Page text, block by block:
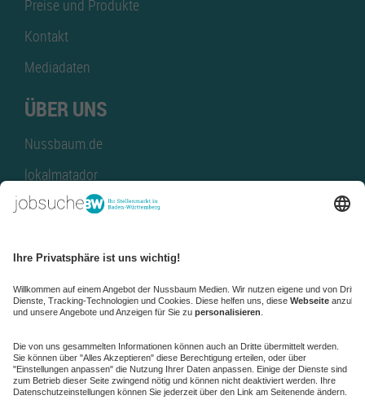
Preise und Produkte
Kontakt
Mediadaten
ÜBER UNS
Nussbaum.de
lokalmatador
kaufinBW
NussbaumID
Nussbaum Medien
de.jobble.org